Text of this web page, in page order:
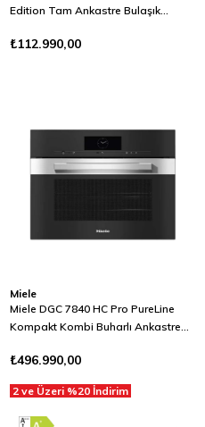
Edition Tam Ankastre Bulaşık
₺112.990,00
Miele
Miele DGC 7840 HC Pro PureLine
Kompakt Kombi Buharlı Ankastre
₺496.990,00
2 ve Üzeri %20 İndirim